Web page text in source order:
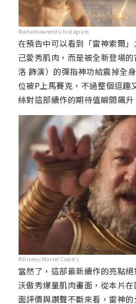
©whatnownerds/Instagram
在預告中可以看到「雷神索爾
己愛秀肌肉，而是被全新登場
洛 飾演）的彈指神功給震掉全
位被P上馬賽克，不過整個逗趣
絲對這部續作的期待值瞬間飆升
©Disney/Marvel Comics
當然了，這部最新續作的亮點
沃傲秀爆量肌肉畫面，從本片
面評價與讚聲不斷來看，雷神